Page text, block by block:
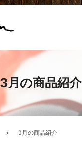
3月の商品紹介
3月の商品紹介